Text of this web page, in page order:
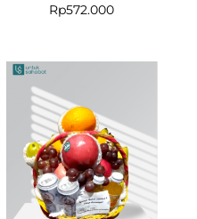
Rp572.000